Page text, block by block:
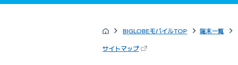
BIGLOBEモバイルTOP 端末一覧
サイトマップ（新しいタブで開きます）